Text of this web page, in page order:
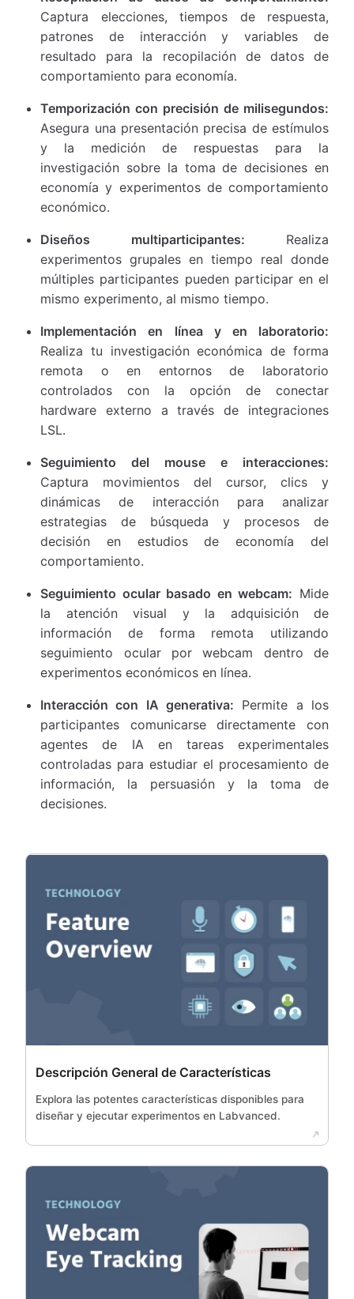
Captura elecciones, tiempos de respuesta,
patrones de interacción y variables de
resultado para la recopilación de datos de
comportamiento para economía.
Temporización con precisión de milisegundos:
Asegura una presentación precisa de estímulos
y la medición de respuestas para la
investigación sobre la toma de decisiones en
economía y experimentos de comportamiento
económico.
Diseños multiparticipantes: Realiza
experimentos grupales en tiempo real donde
múltiples participantes pueden participar en el
mismo experimento, al mismo tiempo.
Implementación en línea y en laboratorio:
Realiza tu investigación económica de forma
remota o en entornos de laboratorio
controlados con la opción de conectar
hardware externo a través de integraciones
LSL.
Seguimiento del mouse e interacciones:
Captura movimientos del cursor, clics y
dinámicas de interacción para analizar
estrategias de búsqueda y procesos de
decisión en estudios de economía del
comportamiento.
Seguimiento ocular basado en webcam: Mide
la atención visual y la adquisición de
información de forma remota utilizando
seguimiento ocular por webcam dentro de
experimentos económicos en línea.
Interacción con IA generativa: Permite a los
participantes comunicarse directamente con
agentes de IA en tareas experimentales
controladas para estudiar el procesamiento de
información, la persuasión y la toma de
decisiones.
Descripción General de Características
Explora las potentes características disponibles para
diseñar y ejecutar experimentos en Labvanced.